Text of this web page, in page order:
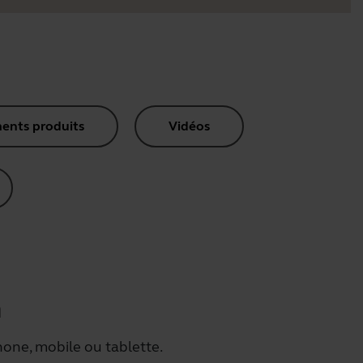
produits Vidéos
mobile ou tablette.